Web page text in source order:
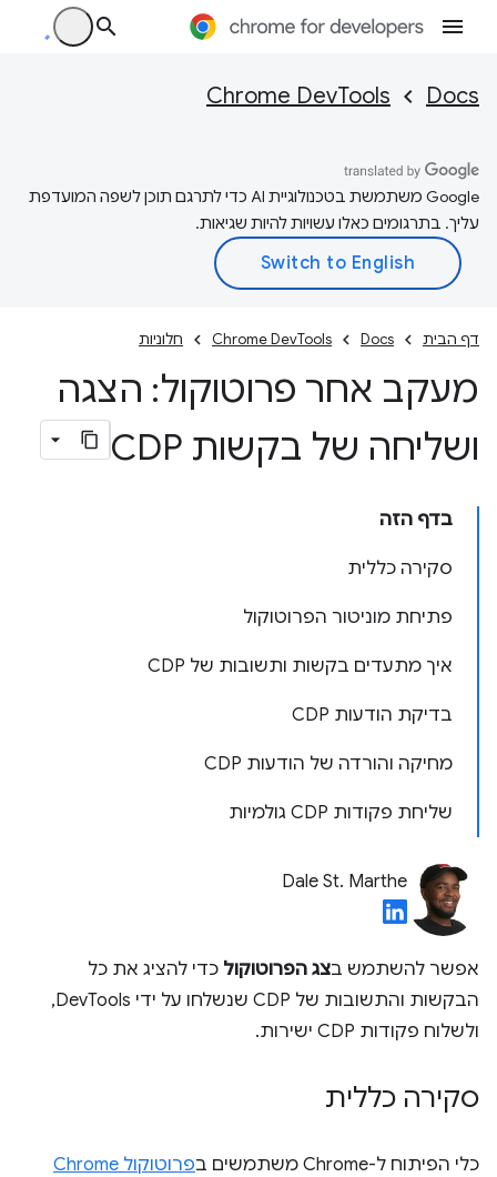
Docs
Chrome DevTools
‫Google משתמשת בטכנולוגיית AI כדי לתרגם תוכן לשפה המועדפת
עליך. בתרגומים כאלו עשויות להיות שגיאות.
דף הבית Docs
Chrome DevTools חלוניות
מעקב אחר פרוטוקול: הצגה
ושליחה של בקשות CDP
בדף הזה
סקירה כללית
פתיחת מוניטור הפרוטוקול
איך מתעדים בקשות ותשובות של CDP
בדיקת הודעות CDP
מחיקה והורדה של הודעות CDP
שליחת פקודות CDP גולמיות
Dale St. Marthe
אפשר להשתמש בצג הפרוטוקול כדי להציג את כל
הבקשות והתשובות של CDP שנשלחו על ידי DevTools,
ולשלוח פקודות CDP ישירות.
סקירה כללית
כלי הפיתוח ל-Chrome משתמשים ב
פרוטוקול Chrome